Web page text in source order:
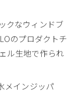
クなウィンドブ
のプロダクトチ
ル生地で作られ
メインジッパ